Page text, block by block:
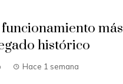
más
histórico
Hace 1 semana